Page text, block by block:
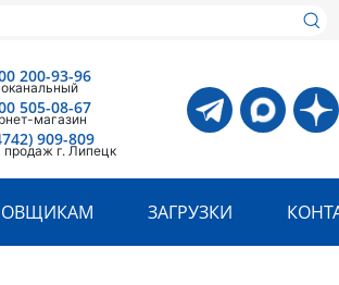
200-93-96
505-08-67
магазин
909-809
г. Липецк
ЗАГРУЗКИ